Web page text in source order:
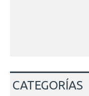
CATEGORÍAS